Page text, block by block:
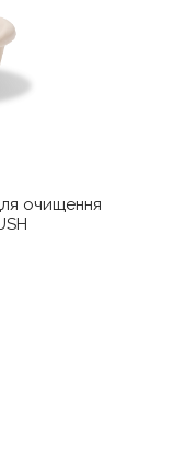
очищення